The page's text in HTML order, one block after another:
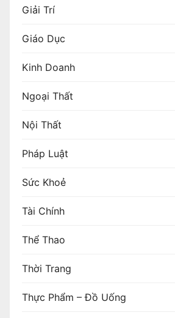
Giải Trí
Giáo Dục
Kinh Doanh
Ngoại Thất
Nội Thất
Pháp Luật
Sức Khoẻ
Tài Chính
Thể Thao
Thời Trang
Thực Phẩm – Đồ Uống